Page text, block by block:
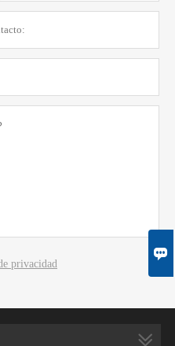
privacidad
